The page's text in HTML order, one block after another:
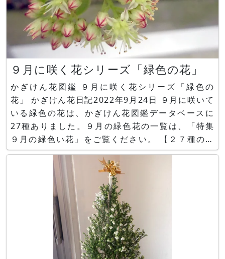
９月に咲く花シリーズ「緑色の花」
かぎけん花図鑑 ９月に咲く花シリーズ「緑色の
花」 かぎけん花日記2022年9月24日 ９月に咲いて
いる緑色の花は、かぎけん花図鑑データベースに
27種ありました。９月の緑色花の一覧は、「特集
９月の緑色い花」をご覧ください。 【２７種の科
の内訳数】 イネ科７種，ヒユ科４，ラン科３種、
【以下２種類】イラクサ科、ヤマモガシ科、【以下
１種】カヤツリグサ科、キョウチクトウ科、クワ
科、サトイモ科、ナデシコ